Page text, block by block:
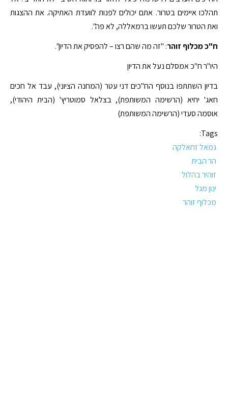
תהלכו איימים בטרור. אתם יכולים לפנות לוועדת האתיקה. את ההצגות
ואת הטרור שלכם תעשו ברמאללה, לא פה".
ח"כ מכלוף זוהר: "זה מה שהם רצו – להפסיק את הדיון".
היו"ר ח"כ אמסלם נעל את הדיון
בדיון השתתפו בנוסף הח"כים דני עטר (המחנה הציוני), עבד אל חכים
חאג' יחיא (הרשימה המשותפת), בצלאל סמוטריץ' (הבית היהודי),
אוסמה סעדי (הרשימה המשותפת)
Tags:
גמאל זחאלקה
הר הבית
זוהיר בהלול
ינון מגל
מכלוף זוהר